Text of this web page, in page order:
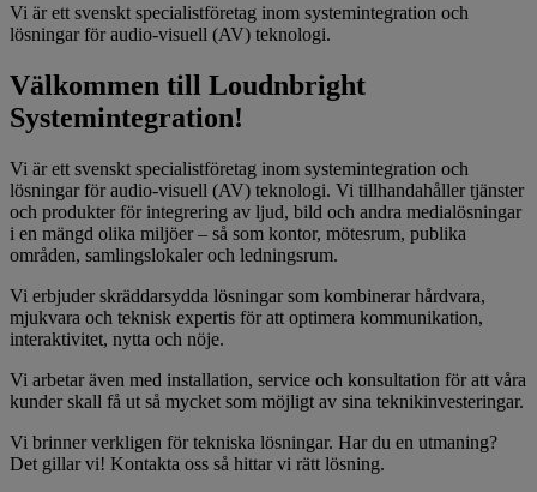
Vi är ett svenskt specialistföretag inom systemintegration och
lösningar för audio-visuell (AV) teknologi.
Välkommen till Loudnbright
Systemintegration!
Vi är ett svenskt specialistföretag inom systemintegration och
lösningar för audio-visuell (AV) teknologi. Vi tillhandahåller tjänster
och produkter för integrering av ljud, bild och andra medialösningar
i en mängd olika miljöer – så som kontor, mötesrum, publika
områden, samlingslokaler och ledningsrum.
Vi erbjuder skräddarsydda lösningar som kombinerar hårdvara,
mjukvara och teknisk expertis för att optimera kommunikation,
interaktivitet, nytta och nöje.
Vi arbetar även med installation, service och konsultation för att våra
kunder skall få ut så mycket som möjligt av sina teknikinvesteringar.
Vi brinner verkligen för tekniska lösningar. Har du en utmaning?
Det gillar vi! Kontakta oss så hittar vi rätt lösning.